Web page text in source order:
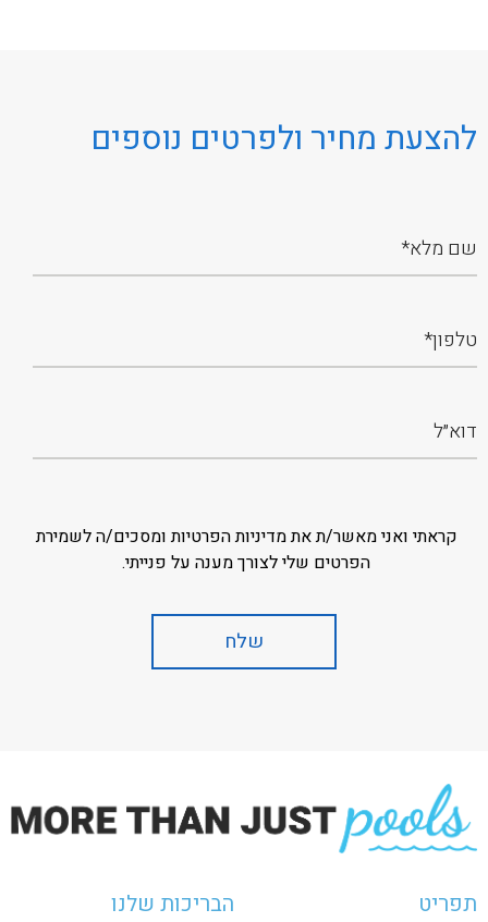
להצעת מחיר ולפרטים נוספים
קראתי ואני מאשר/ת את מדיניות הפרטיות ומסכים/ה לשמירת
הפרטים שלי לצורך מענה על פנייתי.
תפריט הבריכות שלנו